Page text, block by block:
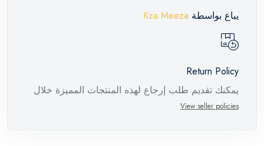
يباع بواسطة Kza Meeza
Return Policy
يمكنك تقديم طلب إرجاع لهذه المنتجات المميزة خلال
View seller policies